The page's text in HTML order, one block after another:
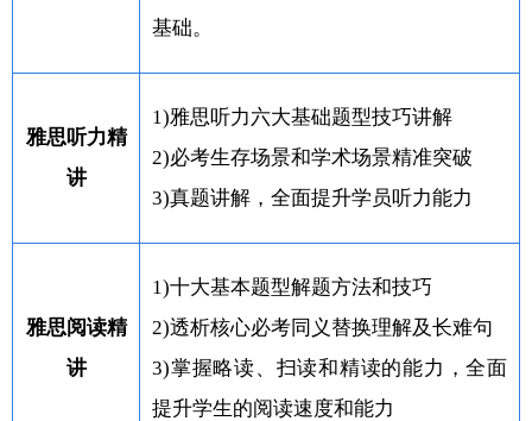
基础。
雅思听力精
讲
1)雅思听力六大基础题型技巧讲解
2)必考生存场景和学术场景精准突破
3)真题讲解，全面提升学员听力能力
雅思阅读精
讲
1)十大基本题型解题方法和技巧
2)透析核心必考同义替换理解及长难句
3)掌握略读、扫读和精读的能力，全面
提升学生的阅读速度和能力